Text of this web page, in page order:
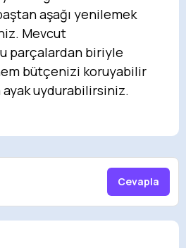
aşağı yenilemek
Mevcut
parçalardan biriyle
bütçenizi koruyabilir
uydurabilirsiniz.
Cevapla